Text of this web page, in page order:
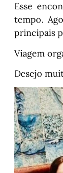
Esse
tempo.
principais
Viagem
Desejo